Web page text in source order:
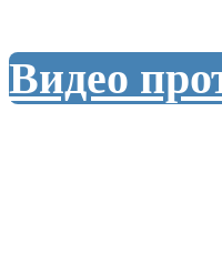
Видео